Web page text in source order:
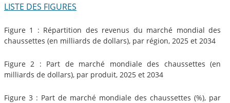
LISTE DES FIGURES
Figure 1 : Répartition des revenus du marché mondial des
chaussettes (en milliards de dollars), par région, 2025 et 2034
Figure 2 : Part de marché mondiale des chaussettes (en
milliards de dollars), par produit, 2025 et 2034
Figure 3 : Part de marché mondiale des chaussettes (%), par